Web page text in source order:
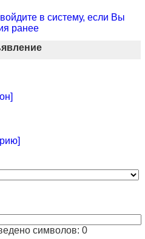
в систему, если Вы
ранее
символов: 0